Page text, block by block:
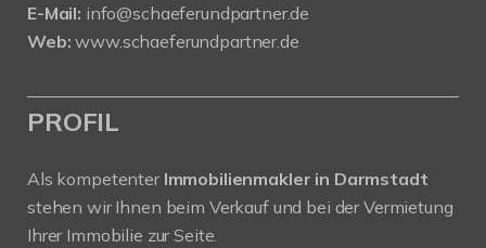
E-Mail: info@schaeferundpartner.de
Web: www.schaeferundpartner.de
PROFIL
Als kompetenter Immobilienmakler in Darmstadt
stehen wir Ihnen beim Verkauf und bei der Vermietung
Ihrer Immobilie zur Seite.